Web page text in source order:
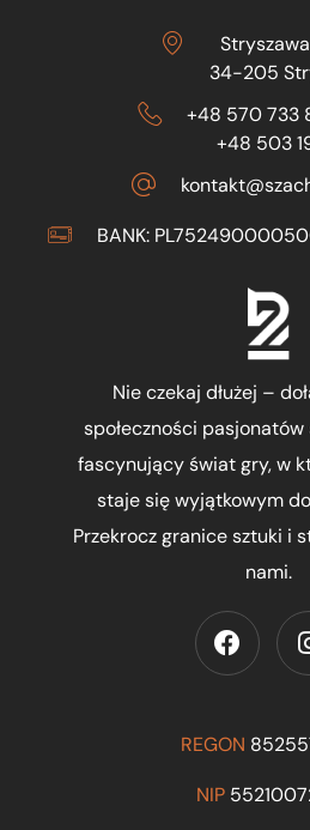
34-205
+48 570 733
+48 503
BANK:
Nie czekaj dłużej –
społeczności
fascynujący świat gry, w
staje się wyjątkowym
Przekrocz granice sztuki i
nami.
REGON
NIP